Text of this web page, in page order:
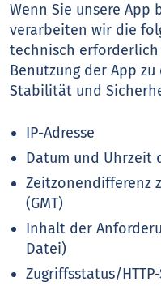
Wenn Sie unsere App
verarbeiten wir die
technisch
Benutzung der App
Stabilität und
IP-Adresse
Datum und Uhrzeit
Zeitzonendifferenz
(GMT)
Inhalt der
Datei)
Zugriffsstatus/